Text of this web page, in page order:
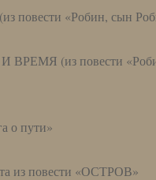
повести «Робин, сын
ВРЕМЯ (из повести
о пути»
из повести «ОСТРОВ»